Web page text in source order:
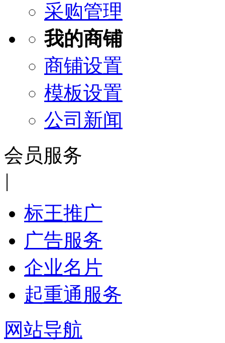
采购管理
我的商铺
商铺设置
模板设置
公司新闻
会员服务
|
标王推广
广告服务
企业名片
起重通服务
网站导航